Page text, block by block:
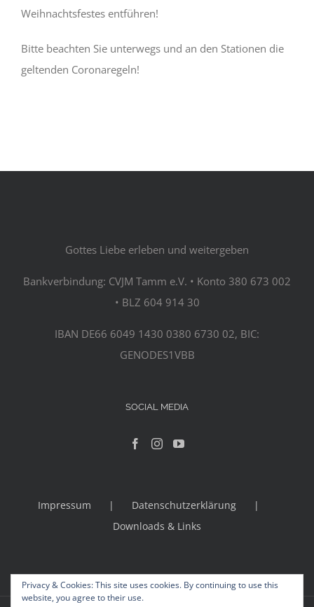
Weihnachtsfestes entführen!
Bitte beachten Sie unterwegs und an den Stationen die
geltenden Coronaregeln!
Gottes Liebe erleben und weitergeben
Bankverbindung: CVJM Tamm e.V. • Konto 380 673 002
• BLZ 604 914 30
IBAN DE66 6049 1430 0380 6730 02, BIC:
GENODES1VBB
SOCIAL MEDIA
Impressum
Datenschutzerklärung
Downloads & Links
Privacy & Cookies: This site uses cookies. By continuing to use this
website, you agree to their use.